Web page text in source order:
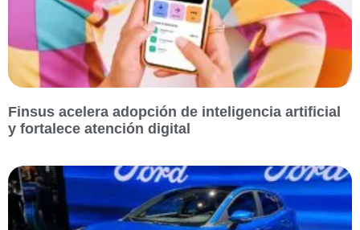
Finsus acelera adopción de inteligencia artificial
y fortalece atención digital